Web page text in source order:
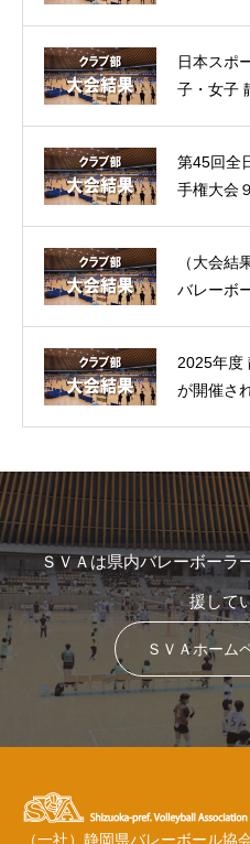
日本スポ
子・女子
第45回全
手権大会
（大会結
バレーボ
2025年度
が開催さ
ＳＶＡは県内バレーボーラ
援して
ＳＶＡホーム
（一社）静岡県バレーボール協